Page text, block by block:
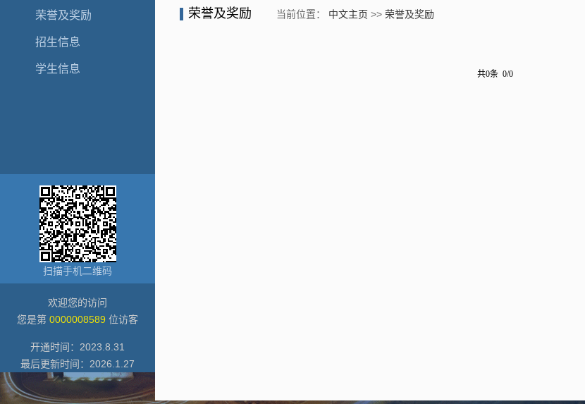
荣誉及奖励
招生信息
学生信息
扫描手机二维码
欢迎您的访问
您是第 0000008589 位访客
开通时间： 2023 8 31
最后更新时间： 2026 1 27
荣誉及奖励 当前位置： 中文主页 >> 荣誉及奖励
共0条 0/0